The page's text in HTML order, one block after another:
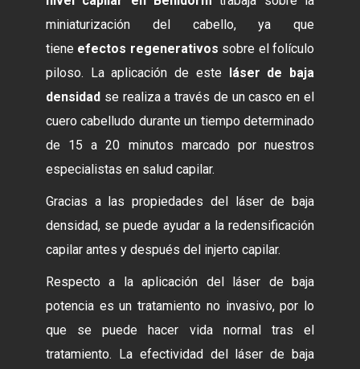
miniaturización del cabello, ya que
tiene efectos regenerativos sobre el folículo
piloso. La aplicación de este láser de baja
densidad se realiza a través de un casco en el
cuero cabelludo durante un tiempo determinado
de 15 a 20 minutos marcado por nuestros
especialistas en salud capilar.
Gracias a las propiedades del láser de baja
densidad, se puede ayudar a la redensificación
capilar antes y después del injerto capilar.
Respecto a la aplicación del láser de baja
potencia es un tratamiento no invasivo, por lo
que se puede hacer vida normal tras el
tratamiento. La efectividad del láser de baja